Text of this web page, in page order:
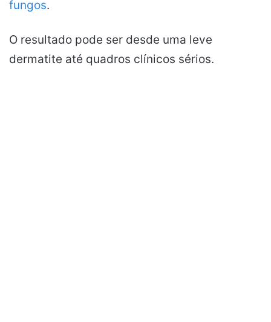
fungos.
O resultado pode ser desde uma leve
dermatite até quadros clínicos sérios.